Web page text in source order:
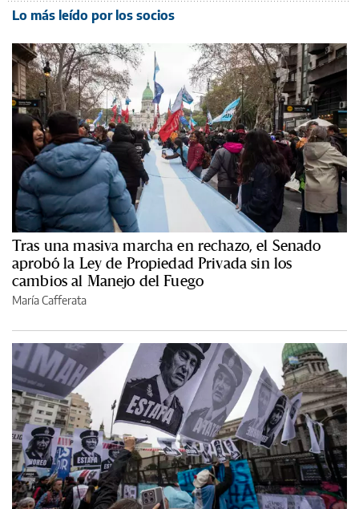
Lo más leído por los socios
Tras una masiva marcha en rechazo, el Senado
aprobó la Ley de Propiedad Privada sin los
cambios al Manejo del Fuego
María Cafferata